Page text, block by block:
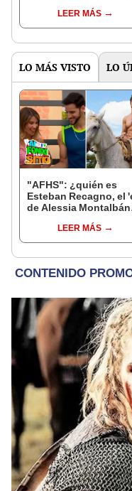
LEER MÁS
LO MÁS VISTO LO
"AFHS": ¿quién es
Esteban Recagno, el
de Alessia Montalbán
Jimmy?LEER MÁS